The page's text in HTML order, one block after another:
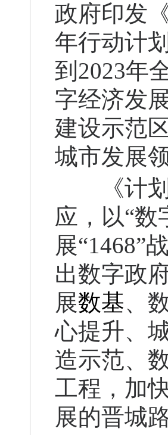
政府印发
年行动计
到2023年
字经济发
建设示范
城市发展
《计划
应，以“数
展“1468”
出数字政
展数基、
心提升、
造示范、
工程，加
展的晋城